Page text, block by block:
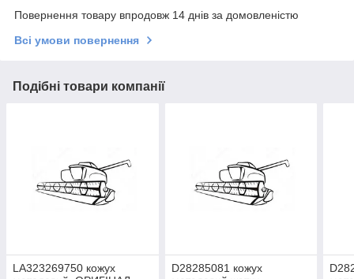
Повернення товару впродовж 14 днів за домовленістю
Всі умови повернення
Подібні товари компанії
LA323269750 кожух
D28285081 кожух